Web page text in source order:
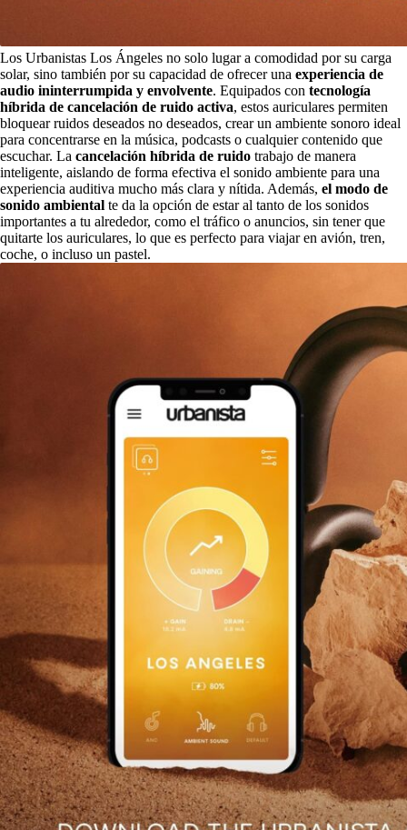
Los Urbanistas Los Ángeles no solo lugar a comodidad por su carga
solar, sino también por su capacidad de ofrecer una experiencia de
audio ininterrumpida y envolvente. Equipados con tecnología
híbrida de cancelación de ruido activa, estos auriculares permiten
bloquear ruidos deseados no deseados, crear un ambiente sonoro ideal
para concentrarse en la música, podcasts o cualquier contenido que
escuchar. La cancelación híbrida de ruido trabajo de manera
inteligente, aislando de forma efectiva el sonido ambiente para una
experiencia auditiva mucho más clara y nítida. Además, el modo de
sonido ambiental te da la opción de estar al tanto de los sonidos
importantes a tu alrededor, como el tráfico o anuncios, sin tener que
quitarte los auriculares, lo que es perfecto para viajar en avión, tren,
coche, o incluso un pastel.